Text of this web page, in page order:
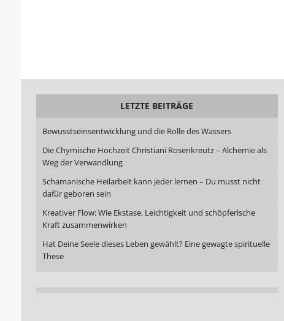
LETZTE BEITRÄGE
Bewusstseinsentwicklung und die Rolle des Wassers
Die Chymische Hochzeit Christiani Rosenkreutz – Alchemie als
Weg der Verwandlung
Schamanische Heilarbeit kann jeder lernen – Du musst nicht
dafür geboren sein
Kreativer Flow: Wie Ekstase, Leichtigkeit und schöpferische
Kraft zusammenwirken
Hat Deine Seele dieses Leben gewählt? Eine gewagte spirituelle
These